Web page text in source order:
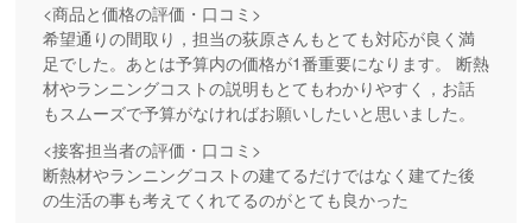
<商品と価格の評価・口コミ>
希望通りの間取り，担当の荻原さんもとても対応が良く満
足でした。あとは予算内の価格が1番重要になります。 断熱
材やランニングコストの説明もとてもわかりやすく，お話
もスムーズで予算がなければお願いしたいと思いました。
<接客担当者の評価・口コミ>
断熱材やランニングコストの建てるだけではなく建てた後
の生活の事も考えてくれてるのがとても良かった